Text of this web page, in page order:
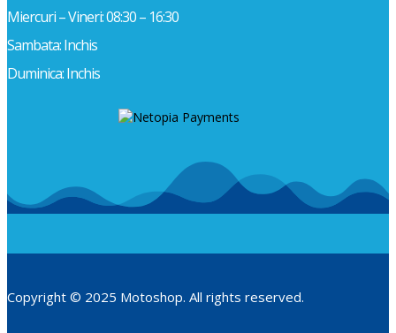
Miercuri – Vineri: 08:30 – 16:30
Sambata: Inchis
Duminica: Inchis
Copyright © 2025 Motoshop. All rights reserved.